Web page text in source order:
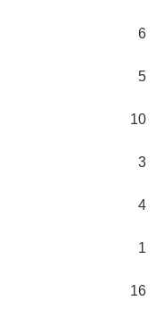
6
5
10
3
4
1
16